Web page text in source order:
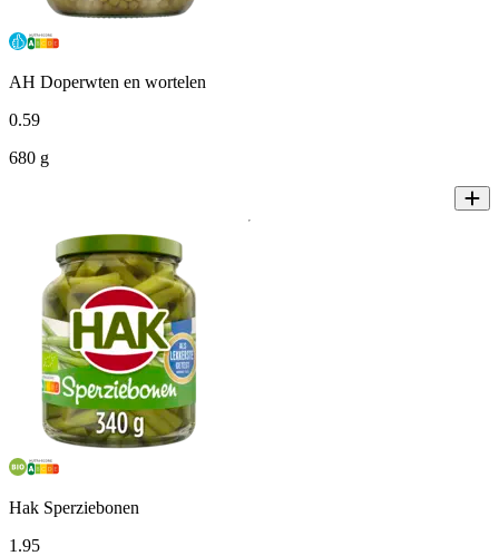
AH Doperwten en wortelen
0.59
680 g
Hak Sperziebonen
1 .95